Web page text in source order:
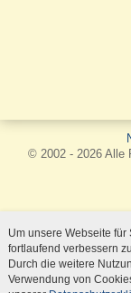
© 2002 - 2026 Alle
Um unsere Webseite für
fortlaufend verbessern
Durch die weitere
Verwendung von